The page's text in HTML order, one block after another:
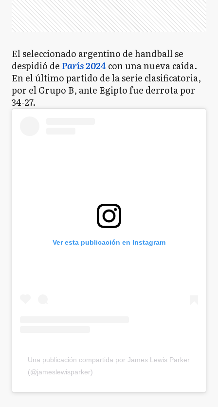
El seleccionado argentino de handball se
despidió deParís 2024con una nueva caída.
En el último partido de la serie clasificatoria,
por el Grupo B, ante Egipto fue derrota por
34-27.
Ver esta publicación en Instagram
Una publicación compartida por James Lewis Parker
(@jameslewisparker)